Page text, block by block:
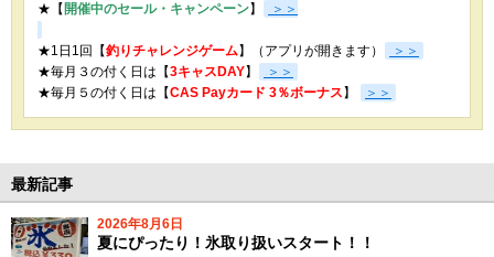
★【 開催中のセール・キャンペーン】 ＞＞
★1日1回【釣りチャレンジゲーム】（アプリが開きます）
＞＞
★毎月３の付く日は【3キャスDAY】
＞＞
★毎月５の付く日は【CAS Payカード 3％ボーナス 】 ＞＞
最新記事
2026年8月6日
夏にぴったり！氷取り扱いスタート！！